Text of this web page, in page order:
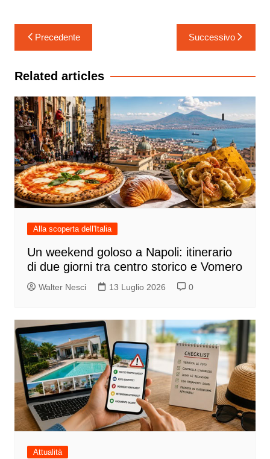
Navigazione
articoli
Precedente Successivo
Related articles
Alla scoperta dell'Italia
Un weekend goloso a Napoli: itinerario
di due giorni tra centro storico e Vomero
Walter Nesci 13 Luglio 2026 0
Attualità